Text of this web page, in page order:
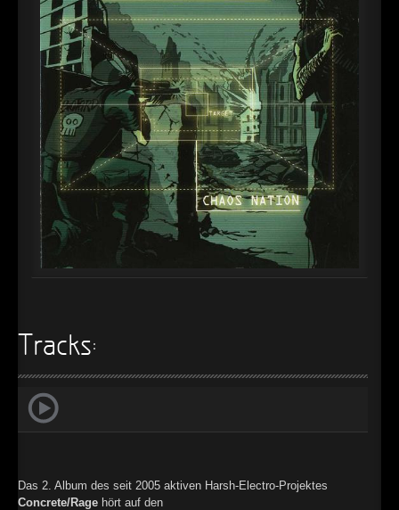
►
►
►
►
►
►
►
Tracks:
Das 2. Album des seit 2005 aktiven Harsh-Electro-Projektes
Concrete/Rage hört auf den